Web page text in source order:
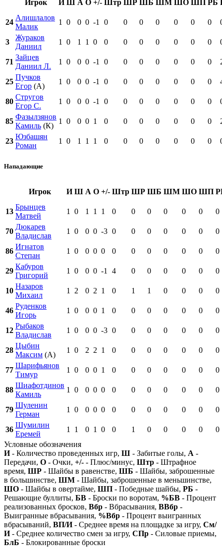
Игрок И А О +/- Штр ШР ШБ ШМ ШО РБ
24
Алишлалов
Малик
1 0 0 0 -1 0 0 0 0 0 0 0
3
Жураков
Даниил
1 0 1 1 0 0 0 0 0 0 0 0
71
Зайцев
Даниил Л.
1 0 0 0 -1 0 0 0 0 0 0 0
25
Пучков
Егор (А)
1 0 0 0 -1 0 0 0 0 0 0 0
80
Стругов
Егор С.
1 0 0 0 -1 0 0 0 0 0 0 0
85
Фазылзянов
Камиль (К)
1 0 0 0 1 0 0 0 0 0 0 0
23
Юзбашян
Роман
1 0 1 1 1 0 0 0 0 0 0 0
Нападающие
Игрок И Ш А О +/- Штр ШР ШБ ШМ ШО ШП
13
Брынцев
Матвей
1 0 1 1 1 0 0 0 0 0 0 0
70
Дюкарев
Владислав
1 0 0 0 -3 0 0 0 0 0 0 0
86
Игнатов
Степан
1 0 0 0 0 0 0 0 0 0 0 0
29
Кабуров
Григорий
1 0 0 0 -1 4 0 0 0 0 0 0
10
Назаров
Михаил
1 2 0 2 1 0 1 1 0 0 0 0
46
Руденков
Игорь
1 0 0 0 1 0 0 0 0 0 0 0
12
Рыбаков
Владислав
1 0 0 0 -3 0 0 0 0 0 0 0
28
Цыбин
Максим (А)
1 0 2 2 1 0 0 0 0 0 0 0
77
Шарифьянов
Тимур
1 0 0 0 1 0 0 0 0 0 0 0
88
Шиафотдинов
Камиль
1 0 0 0 0 0 0 0 0 0 0 0
79
Шуленин
Герман
1 0 0 0 0 0 0 0 0 0 0 0
36
Шумилин
Еремей
1 1 0 1 0 0 1 0 0 0 0
0
Условные обозначения
И- Количество проведенных игр, Ш - Забитые голы, А -
Передачи, О - Очки, +/- - Плюс/минус, Штр - Штрафное
время, ШР - Шайбы в равенстве, ШБ - Шайбы, заброшенные
в большинстве, ШМ - Шайбы, заброшенные в меньшинстве,
ШО - Шайбы в овертайме, ШП - Победные шайбы, РБ -
Решающие буллиты, БВ - Броски по воротам, %БВ - Процент
реализованных бросков, Вбр - Вбрасывания, ВВбр -
Выигранные вбрасывания, %Вбр - Процент выигранных
вбрасываний, ВП/И- Среднее время на площадке за игру, См/
И- Среднее количество смен за игру, СПр - Силовые приемы,
БлБ - Блокированные броски